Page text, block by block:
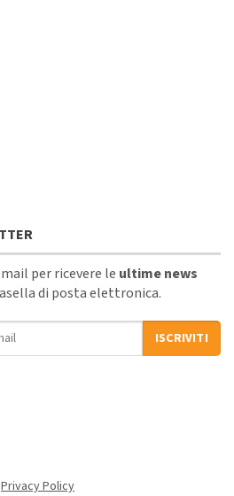
per ricevere le ultime news
di posta elettronica.
ISCRIVITI
Privacy Policy